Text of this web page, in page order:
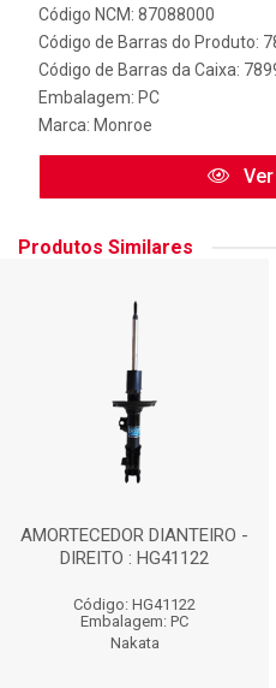
Código NCM: 87088000
Código de Barras do Produto:
Código de Barras da Caixa:
Embalagem: PC
Marca: Monroe
Produtos Similares
AMORTECEDOR DIANTEIRO -
DIREITO : HG41122
Código: HG41122
Embalagem: PC
Nakata